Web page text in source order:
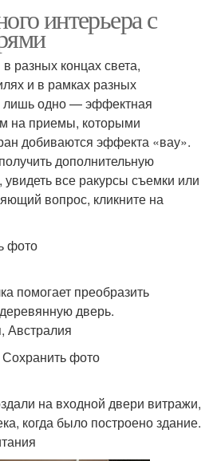
интерьера с
разных концах света,
и в рамках разных
одно — эффектная
на приемы, которыми
добиваются эффекта «вау».
дополнительную
все ракурсы съемки или
вопрос, кликните на
фото
помогает преобразить
дверь.
Австралия
фото
на входной двери витражи,
когда было построено здание.